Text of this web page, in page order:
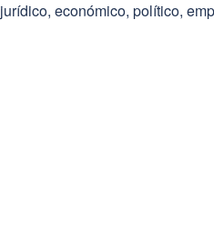
jurídico, económico, político,